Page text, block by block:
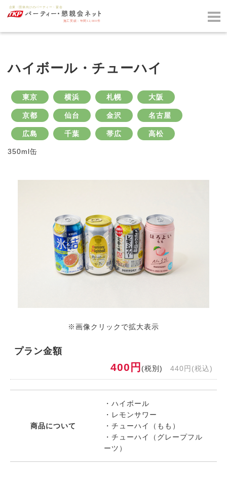
ハイボール・チューハイ
東京 横浜 札幌 大阪
京都 仙台 金沢 名古屋
広島 千葉 帯広 高松
350ml缶
※画像クリックで拡大表示
プラン金額
400円 (税別) 440円(税込)
商品について
・ハイボール
・レモンサワー
・チューハイ（もも）
・チューハイ（グレープフル
ーツ）